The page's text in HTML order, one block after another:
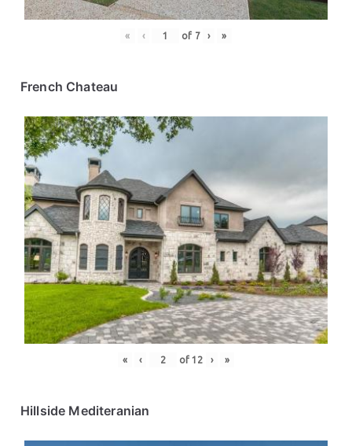
« ‹ of 7 › »
French Chateau
« ‹ of12 › »
Hillside Mediteranian